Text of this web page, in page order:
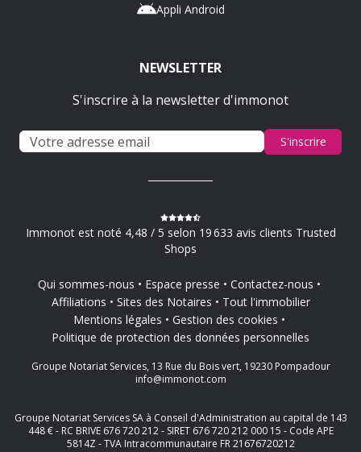
Appli Android
NEWSLETTER
S'inscrire à la newsletter d'immonot
S'inscrire
Immonot est noté 4,48 / 5 selon 19 633 avis clients Trusted
Shops
Qui sommes-nous Espace presse
Contactez-nous
Affiliations
Sites des Notaires
Tout l'immobilier
Mentions légales
Gestion des cookies
Politique de protection des données personnelles
Groupe Notariat Services, 13 Rue du Bois vert, 19230 Pompadour
info@immonot.com
Groupe Notariat Services SA à Conseil d'Administration au capital de 143
448 € - RC BRIVE 676 720 212 - SIRET 676 720 212 000 15 - Code APE
5814Z - TVA Intracommunautaire FR 21676720212